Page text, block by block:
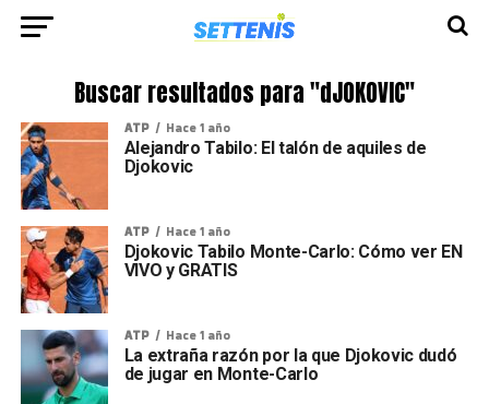
Buscar resultados para "dJOKOVIC"
ATP Hace 1 año
Alejandro Tabilo: El talón de aquiles de
Djokovic
ATP Hace 1 año
Djokovic Tabilo Monte-Carlo: Cómo ver EN
VIVO y GRATIS
ATP Hace 1 año
La extraña razón por la que Djokovic dudó
de jugar en Monte-Carlo